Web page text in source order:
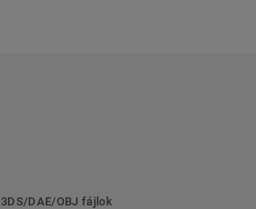
3DS/DAE/OBJ fájlok